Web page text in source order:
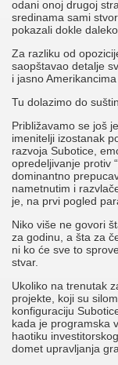
odani onoj drugoj
sredinama sami
pokazali dokle
Za razliku od
saopštavao detalje
i jasno
Tu dolazimo do
Približavamo se još
imenitelji izostanak
razvoja Subotice,
opredeljivanje protiv
dominantno
nametnutim i
je, na prvi pogled
Niko više ne govori
za godinu, a šta za
ni ko će sve to
stvar.
Ukoliko na trenutak
projekte, koji su
konfiguraciju
kada je programska
haotiku
domet upravljanja